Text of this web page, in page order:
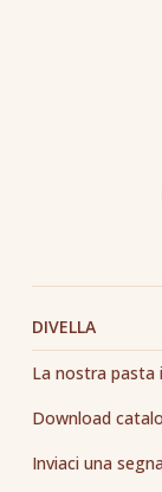
DIVELLA
La nostra pasta
Download
Inviaci una